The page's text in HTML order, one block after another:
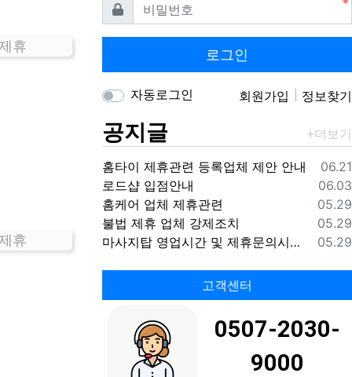
휴
휴
비밀번호
로그인
자동로그인 회원가입 정보찾기
공지글
등록
06.21
홈타이 제휴관련 등록업체 제안 안내
등록
06.03
로드샵 입점안내
등록
05.29
홈케어 업체 제휴관련
등록
05.29
불법 제휴 업체 강제조치
등록
05.29
마사지탑 영업시간 및 제휴문의시간 안내
고객센터
0507-2030-
9000